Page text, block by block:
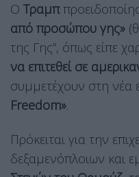
Ο Τραμπ
από προσώπου γης»
της Γης”, όπως είπε
να επιτεθεί σε
συμμετέχουν στη νέα
Freedom».
Πρόκειται για την
δεξαμενόπλοιων και